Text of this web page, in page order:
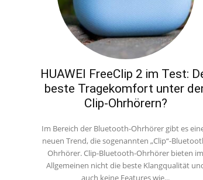
HUAWEI FreeClip 2 im Test:
beste Tragekomfort unter
Clip-Ohrhörern?
Im Bereich der Bluetooth-Ohrhörer gibt es
neuen Trend, die sogenannten „Clip“-
Ohrhörer. Clip-Bluetooth-Ohrhörer bieten im
Allgemeinen nicht die beste Klangqualität
auch keine Features wie...